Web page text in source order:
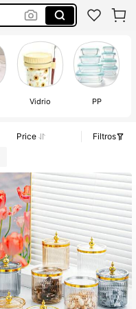
Vidrio PP
Price
Filtros